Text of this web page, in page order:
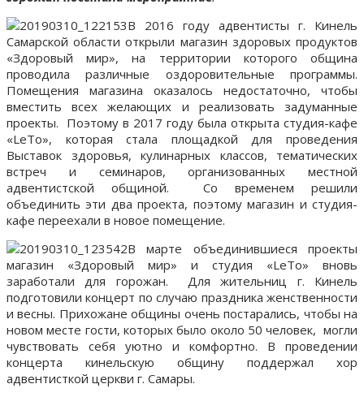
В 2016 году адвентисты г. Кинель
Самарской области открыли магазин здоровых продуктов
«Здоровый мир», на территории которого община
проводила различные оздоровительные программы.
Помещения магазина оказалось недостаточно, чтобы
вместить всех желающих и реализовать задуманные
проекты. Поэтому в 2017 году была открыта студия-кафе
«LeТо», которая стала площадкой для проведения
Выставок здоровья, кулинарных классов, тематических
встреч и семинаров, организованных местной
адвентистской общиной. Со временем решили
объединить эти два проекта, поэтому магазин и студия-
кафе переехали в новое помещение.
В марте объединившиеся проекты
магазин «Здоровый мир» и студия «LeТо» вновь
заработали для горожан. Для жительниц г. Кинель
подготовили концерт по случаю праздника женственности
и весны. Прихожане общины очень постарались, чтобы на
новом месте гости, которых было около 50 человек, могли
чувствовать себя уютно и комфортно. В проведении
концерта кинельскую общину поддержал хор
адвентисткой церкви г. Самары.